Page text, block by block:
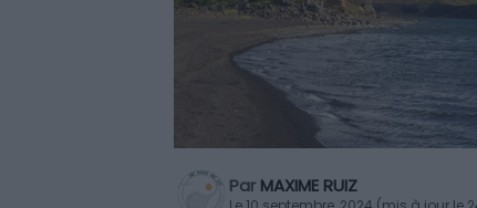
Par MAXIME RUIZ